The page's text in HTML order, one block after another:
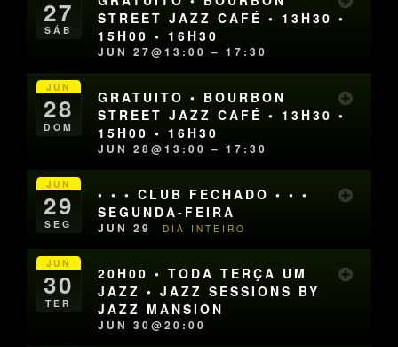
27
SÁB
STREET JAZZ CAFÉ • 13H30 •
15H00 • 16H30
JUN 27@13:00 – 17:30
JUN
28
DOM
GRATUITO • BOURBON
STREET JAZZ CAFÉ • 13H30 •
15H00 • 16H30
JUN 28@13:00 – 17:30
JUN
29
SEG
• • • CLUB FECHADO • • •
SEGUNDA-FEIRA
JUN 29 DIA INTEIRO
JUN
30
TER
20H00 • TODA TERÇA UM
JAZZ • JAZZ SESSIONS BY
JAZZ MANSION
JUN 30@20:00